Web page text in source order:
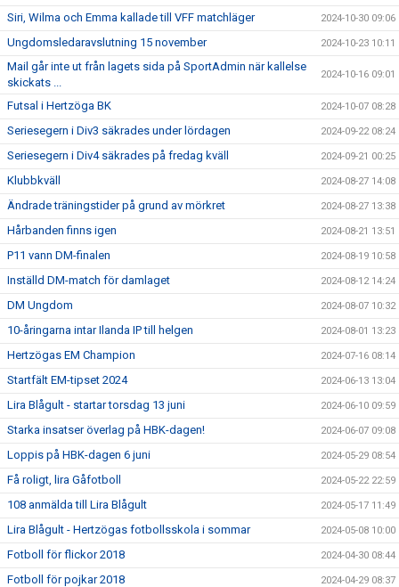
Siri, Wilma och Emma kallade till VFF matchläger 2024-10-30 09:06
Ungdomsledaravslutning 15 november 2024-10-23 10:11
Mail går inte ut från lagets sida på SportAdmin när kallelse
skickats ...
2024-10-16 09:01
Futsal i Hertzöga BK 2024-10-07 08:28
Seriesegern i Div3 säkrades under lördagen 2024-09-22 08:24
Seriesegern i Div4 säkrades på fredag kväll 2024-09-21 00:25
Klubbkväll 2024-08-27 14:08
Ändrade träningstider på grund av mörkret 2024-08-27 13:38
Hårbanden finns igen 2024-08-21 13:51
P11 vann DM-finalen 2024-08-19 10:58
Inställd DM-match för damlaget 2024-08-12 14:24
DM Ungdom 2024-08-07 10:32
10-åringarna intar Ilanda IP till helgen 2024-08-01 13:23
Hertzögas EM Champion 2024-07-16 08:14
Startfält EM-tipset 2024 2024-06-13 13:04
Lira Blågult - startar torsdag 13 juni 2024-06-10 09:59
Starka insatser överlag på HBK-dagen! 2024-06-07 09:08
Loppis på HBK-dagen 6 juni 2024-05-29 08:54
Få roligt, lira Gåfotboll 2024-05-22 22:59
108 anmälda till Lira Blågult 2024-05-17 11:49
Lira Blågult - Hertzögas fotbollsskola i sommar 2024-05-08 10:00
Fotboll för flickor 2018 2024-04-30 08:44
Fotboll för pojkar 2018 2024-04-29 08:37